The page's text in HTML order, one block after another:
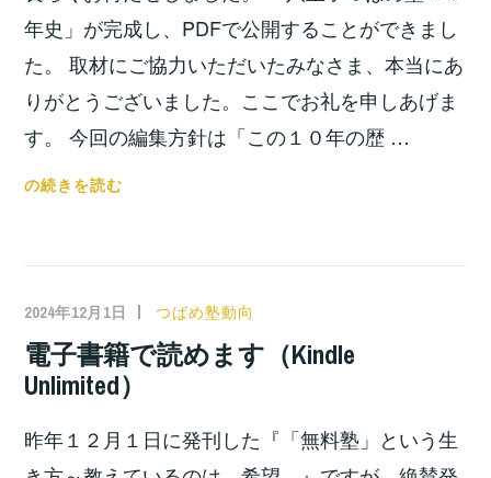
年史」が完成し、PDFで公開することができまし
た。 取材にご協力いただいたみなさま、本当にあ
りがとうございました。ここでお礼を申しあげま
す。 今回の編集方針は「この１０年の歴 …
「八
め
塾
１
年
史」
の続きを読む
2024年12月1日
小
宮
位
つばめ塾動向
電子書籍で読めます（Kindle
Unlimited）
昨年１２月１日に発刊した『「無料塾」という生